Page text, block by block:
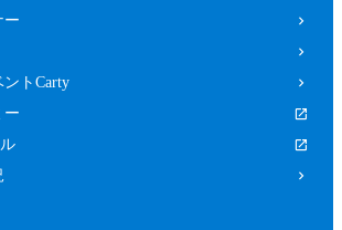
ミーショップ利用規約、又は当社
するサービスの利用規約に違反し
方又は違反するおそれがあると当
断した方
ため、当社は、参加者（参加の申
た者を含みます。）に対し、当
ー
トCarty
ー